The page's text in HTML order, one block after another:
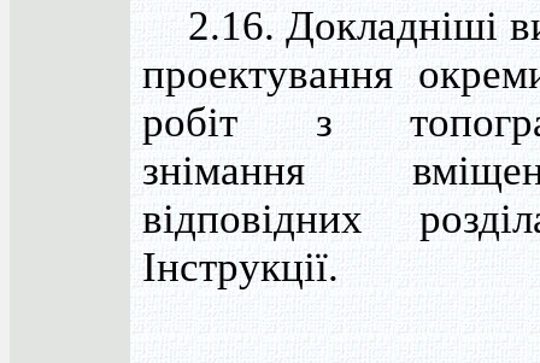
2.16. Докладніші
проектування
робіт з
знімання
відповідних
Інструкції.